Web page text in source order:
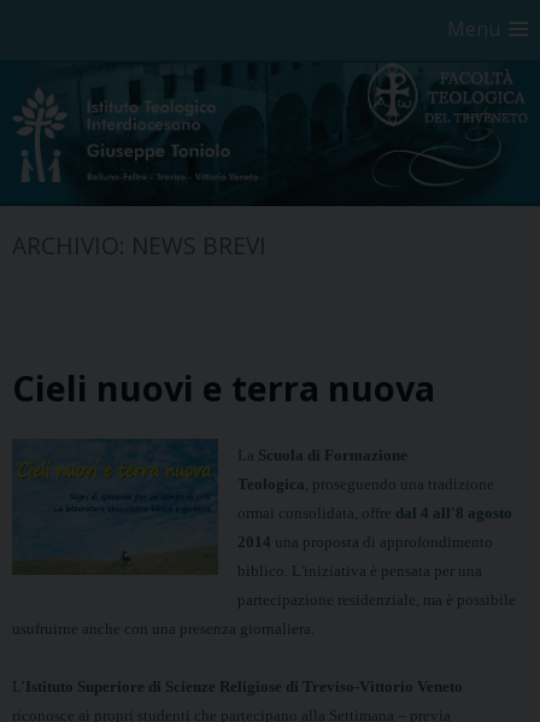
Menu
Cieli nuovi e terra nuova
La Scuola di Formazione
Teologica, proseguendo una tradizione
ormai consolidata, offre dal 4 all'8 agosto
2014 una proposta di approfondimento
biblico. L'iniziativa è pensata per una
partecipazione residenziale, ma è possibile
usufruirne anche con una presenza giornaliera.
L’Istituto Superiore di Scienze Religiose di Treviso-Vittorio Veneto
riconosce ai propri studenti che partecipano alla Settimana – previa